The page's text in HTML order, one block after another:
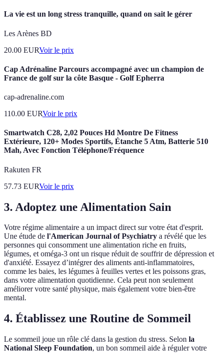
La vie est un long stress tranquille, quand on sait le gérer
Les Arènes BD
20.00 EURVoir le prix
Cap Adrénaline Parcours accompagné avec un champion de
France de golf sur la côte Basque - Golf Epherra
cap-adrenaline.com
110.00 EURVoir le prix
Smartwatch C28, 2,02 Pouces Hd Montre De Fitness
Extérieure, 120+ Modes Sportifs, Étanche 5 Atm, Batterie 510
Mah, Avec Fonction Téléphone/Fréquence
Rakuten FR
57.73 EURVoir le prix
3. Adoptez une Alimentation Sain
Votre régime alimentaire a un impact direct sur votre état d'esprit.
Une étude de l'American Journal of Psychiatry a révélé que les
personnes qui consomment une alimentation riche en fruits,
légumes, et oméga-3 ont un risque réduit de souffrir de dépression et
d'anxiété. Essayez d’intégrer des aliments anti-inflammatoires,
comme les baies, les légumes à feuilles vertes et les poissons gras,
dans votre alimentation quotidienne. Cela peut non seulement
améliorer votre santé physique, mais également votre bien-être
mental.
4. Établissez une Routine de Sommeil
Le sommeil joue un rôle clé dans la gestion du stress. Selon la
National Sleep Foundation, un bon sommeil aide à réguler votre